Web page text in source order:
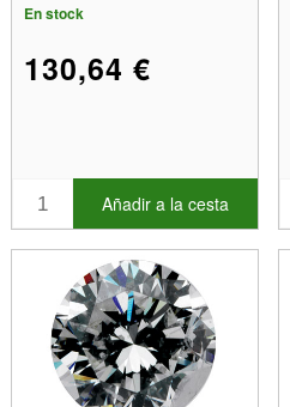
En stock
130,64 €
Añadir a la cesta